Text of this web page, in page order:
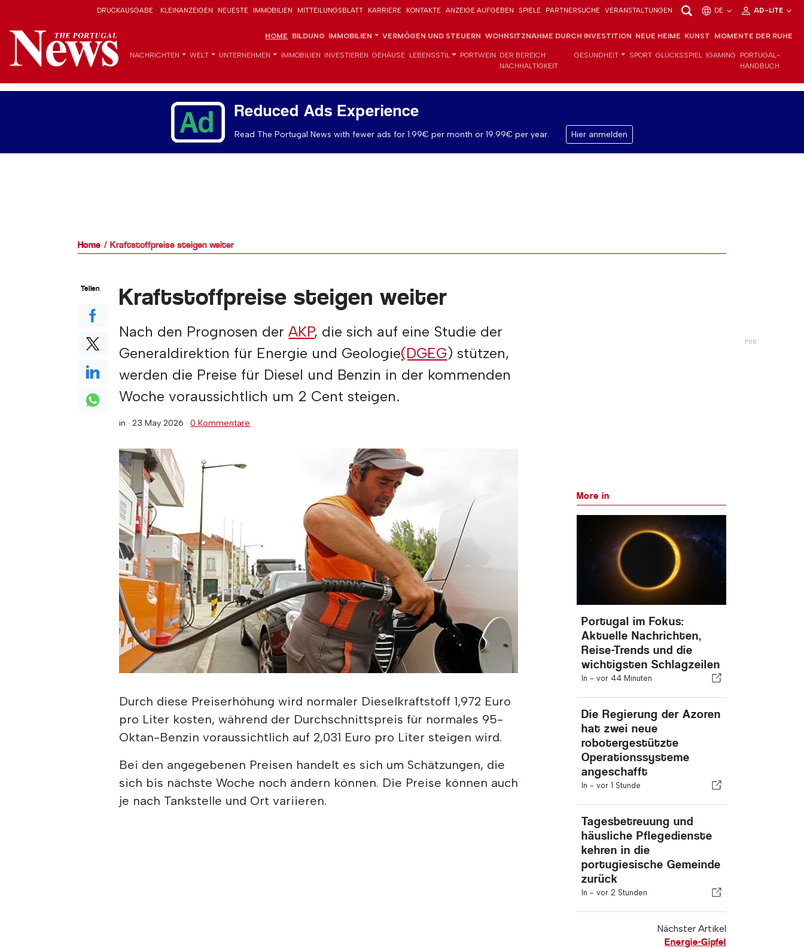
DRUCKAUSGABE KLEINANZEIGEN NEUESTE IMMOBILIEN MITTEILUNGSBLATT KARRIERE KONTAKTE ANZEIGE AUFGEBEN SPIELE PARTNERSUCHE VERANSTALTUNGEN DE AD-LITE
HOME BILDUNG IMMOBILIEN VERMÖGEN UND STEUERN WOHNSITZNAHME DURCH INVESTITION NEUE HEIME KUNST MOMENTE DER RUHE
NACHRICHTEN WELT UNTERNEHMEN IMMOBILIEN INVESTIEREN GEHÄUSE LEBENSSTIL PORTWEIN DER BEREICH
NACHHALTIGKEIT
GESUNDHEIT SPORT GLÜCKSSPIEL IGAMING
PORTUGAL-
HANDBUCH
Reduced Ads Experience
Read The Portugal News with fewer ads for 1.99€ per month or 19.99€ per year. Hier anmelden
Home Kraftstoffpreise steigen weiter
Kraftstoffpreise steigen weiter
Nach den Prognosen derAKP, die sich auf eine Studie der
Generaldirektion für Energie und Geologie(DGEG) stützen,
werden die Preise für Diesel und Benzin in der kommenden
Woche voraussichtlich um 2 Cent steigen.
in ·23 May 2026 ·0 Kommentare
Durch diese Preiserhöhung wird normaler Dieselkraftstoff 1,972 Euro
pro Liter kosten, während der Durchschnittspreis für normales 95-
Oktan-Benzin voraussichtlich auf 2,031 Euro pro Liter steigen wird.
Bei den angegebenen Preisen handelt es sich um Schätzungen, die
sich bis nächste Woche noch ändern können. Die Preise können auch
je nach Tankstelle und Ort variieren.
Teilen
More in
Portugal im Fokus:
Aktuelle Nachrichten,
Reise-Trends und die
wichtigsten Schlagzeilen
In - vor 44 Minuten
Die Regierung der Azoren
hat zwei neue
robotergestützte
Operationssysteme
angeschafft
In - vor 1 Stunde
Tagesbetreuung und
häusliche Pflegedienste
kehren in die
portugiesische Gemeinde
zurück
In - vor 2 Stunden
Nächster Artikel
Energie-Gipfel